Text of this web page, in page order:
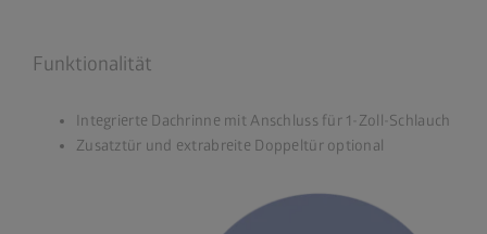
Funktionalität
Integrierte Dachrinne mit Anschluss für 1-Zoll-Schlauch
Zusatztür und extrabreite Doppeltür optional